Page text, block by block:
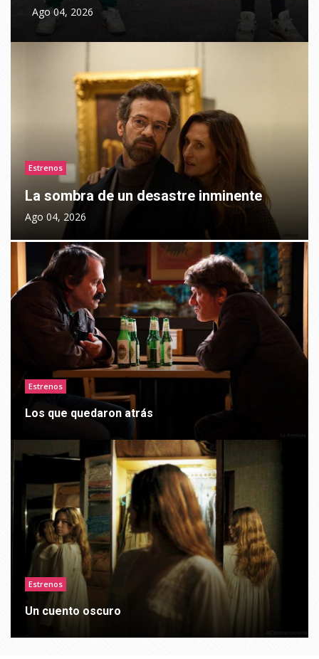
Ago 04, 2026
Estrenos
La sombra de un desastre inminente
Ago 04, 2026
Estrenos
Los que quedaron atrás
Estrenos
Un cuento oscuro